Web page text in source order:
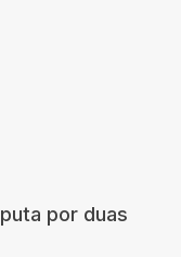
por duas